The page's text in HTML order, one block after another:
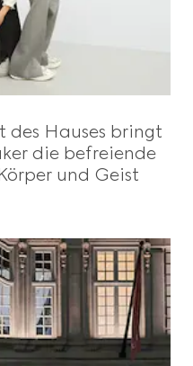
des Hauses bringt
die befreiende
und Geist